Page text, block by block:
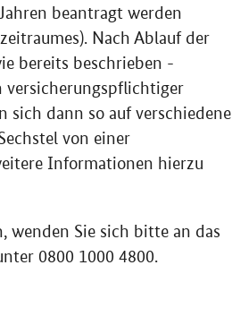
beantragt werden
Nach Ablauf der
bereits beschrieben -
versicherungspflichtiger
dann so auf verschiedene
von einer
Informationen hierzu
wenden Sie sich bitte an das
0800 1000 4800.